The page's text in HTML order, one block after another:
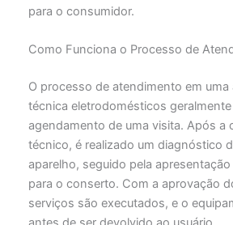
para o consumidor.
Como Funciona o Processo de
O processo de atendimento em uma
técnica eletrodomésticos
agendamento de uma visita. Após a
técnico, é realizado um diagnóstico
aparelho, seguido pela
para o conserto. Com a aprovação
serviços são executados, e o